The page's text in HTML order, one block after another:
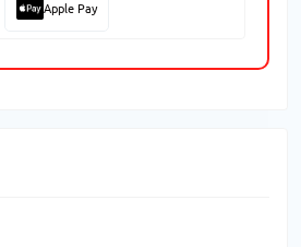
Apple Pay